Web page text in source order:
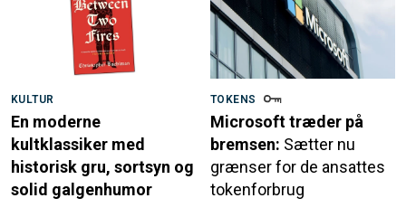
KULTUR
En moderne
kultklassiker med
historisk gru, sortsyn og
solid galgenhumor
TOKENS
Microsoft træder på
bremsen: Sætter nu
grænser for de ansattes
tokenforbrug